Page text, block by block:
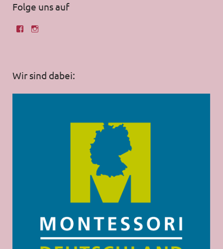
Folge uns auf
Wir sind dabei: